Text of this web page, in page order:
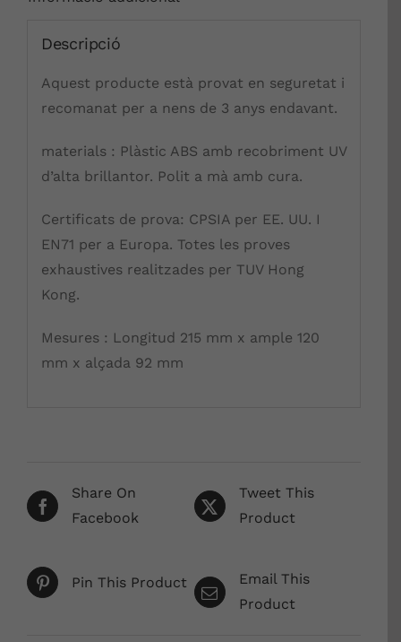
Descripció
Aquest producte està provat en seguretat i
recomanat per a nens de 3 anys endavant.
materials : Plàstic ABS amb recobriment UV
d’alta brillantor. Polit a mà amb cura.
Certificats de prova: CPSIA per EE. UU. I
EN71 per a Europa. Totes les proves
exhaustives realitzades per TUV Hong
Kong.
Mesures : Longitud 215 mm x ample 120
mm x alçada 92 mm
Share On
Facebook
Tweet This
Product
Pin This Product
Email This
Product